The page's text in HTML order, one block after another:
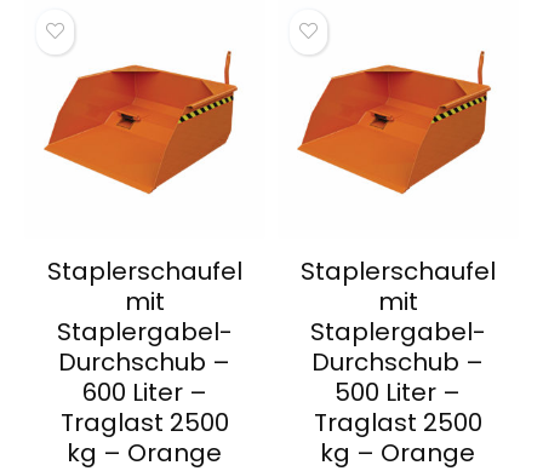
Staplerschaufel
mit
Staplergabel-
Durchschub –
600 Liter –
Traglast 2500
kg – Orange
Staplerschaufel
mit
Staplergabel-
Durchschub –
500 Liter –
Traglast 2500
kg – Orange